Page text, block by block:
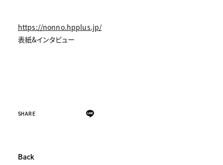
https://nonno.hpplus.jp/
表紙&インタビュー
SHARE
Back